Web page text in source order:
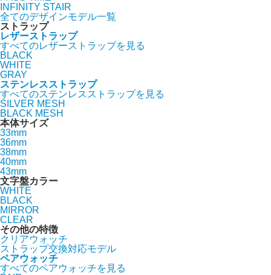
INFINITY STAIR
全てのデザインモデル一覧
ストラップ
レザーストラップ
すべてのレザーストラップを見る
BLACK
WHITE
GRAY
ステンレスストラップ
すべてのステンレスストラップを見る
SILVER MESH
BLACK MESH
本体サイズ
33mm
36mm
38mm
40mm
43mm
文字盤カラー
WHITE
BLACK
MIRROR
CLEAR
その他の特徴
クリアウォッチ
ストラップ交換対応モデル
ペアウォッチ
すべてのペアウォッチを見る